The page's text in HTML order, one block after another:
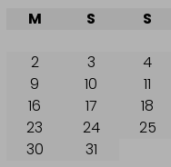
M S S
2
3 4
9
10 11
16
17 18
23
24 25
30
31